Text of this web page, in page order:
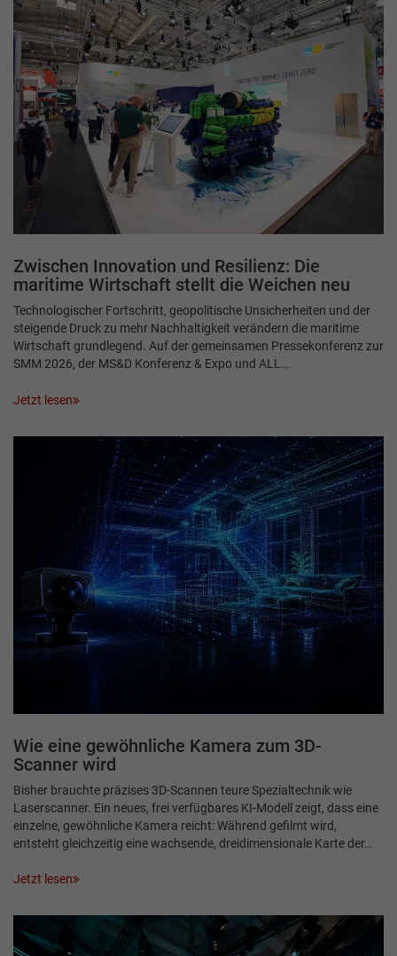
Zwischen Innovation und Resilienz: Die
maritime Wirtschaft stellt die Weichen neu
Technologischer Fortschritt, geopolitische Unsicherheiten und der
steigende Druck zu mehr Nachhaltigkeit verändern die maritime
Wirtschaft grundlegend. Auf der gemeinsamen Pressekonferenz zur
SMM 2026, der MS&D Konferenz & Expo und ALL…
Jetzt lesen
Wie eine gewöhnliche Kamera zum 3D-
Scanner wird
Bisher brauchte präzises 3D-Scannen teure Spezialtechnik wie
Laserscanner. Ein neues, frei verfügbares KI-Modell zeigt, dass eine
einzelne, gewöhnliche Kamera reicht: Während gefilmt wird,
entsteht gleichzeitig eine wachsende, dreidimensionale Karte der…
Jetzt lesen